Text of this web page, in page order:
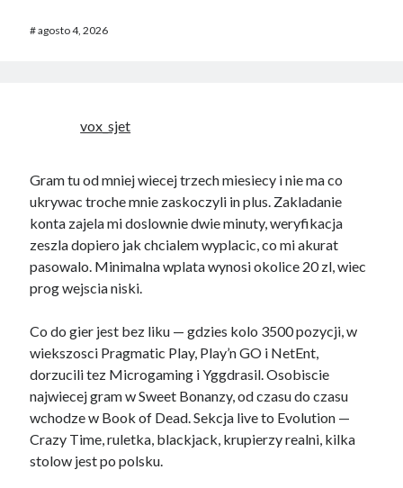
#agosto 4, 2026
vox_sjet
Gram tu od mniej wiecej trzech miesiecy i nie ma co
ukrywac troche mnie zaskoczyli in plus. Zakladanie
konta zajela mi doslownie dwie minuty, weryfikacja
zeszla dopiero jak chcialem wyplacic, co mi akurat
pasowalo. Minimalna wplata wynosi okolice 20 zl, wiec
prog wejscia niski.
Co do gier jest bez liku — gdzies kolo 3500 pozycji, w
wiekszosci Pragmatic Play, Play’n GO i NetEnt,
dorzucili tez Microgaming i Yggdrasil. Osobiscie
najwiecej gram w Sweet Bonanzy, od czasu do czasu
wchodze w Book of Dead. Sekcja live to Evolution —
Crazy Time, ruletka, blackjack, krupierzy realni, kilka
stolow jest po polsku.